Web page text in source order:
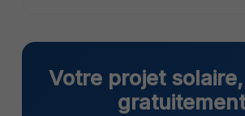
Votre projet
gratuitement